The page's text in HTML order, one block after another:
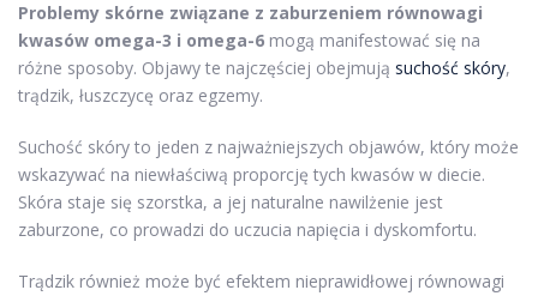
Problemy skórne związane z zaburzeniem równowagi
kwasów omega-3 i omega-6 mogą manifestować się na
różne sposoby. Objawy te najczęściej obejmują suchość skóry,
trądzik, łuszczycę oraz egzemy.
Suchość skóry to jeden z najważniejszych objawów, który może
wskazywać na niewłaściwą proporcję tych kwasów w diecie.
Skóra staje się szorstka, a jej naturalne nawilżenie jest
zaburzone, co prowadzi do uczucia napięcia i dyskomfortu.
Trądzik również może być efektem nieprawidłowej równowagi